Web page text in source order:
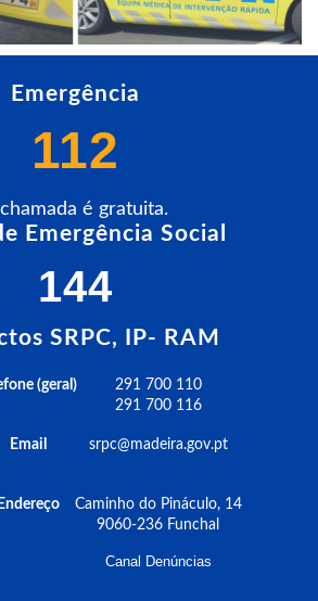
Emergência
112
é gratuita.
Emergência Social
144
SRPC, IP- RAM
(geral)
Email
Endereço
291 700 110
291 700 116
srpc@madeira.gov.pt
Caminho do Pináculo, 14
9060-236 Funchal
Canal Denúncias